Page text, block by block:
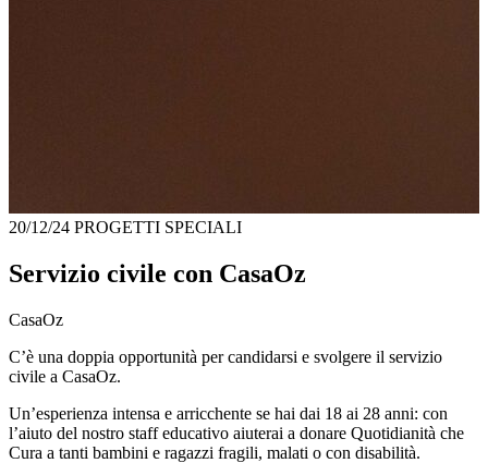
20/12/24 PROGETTI SPECIALI
Servizio civile con CasaOz
CasaOz
C’è una doppia opportunità per candidarsi e svolgere il servizio
civile a CasaOz.
Un’esperienza intensa e arricchente se hai dai 18 ai 28 anni: con
l’aiuto del nostro staff educativo aiuterai a donare Quotidianità che
Cura a tanti bambini e ragazzi fragili, malati o con disabilità.